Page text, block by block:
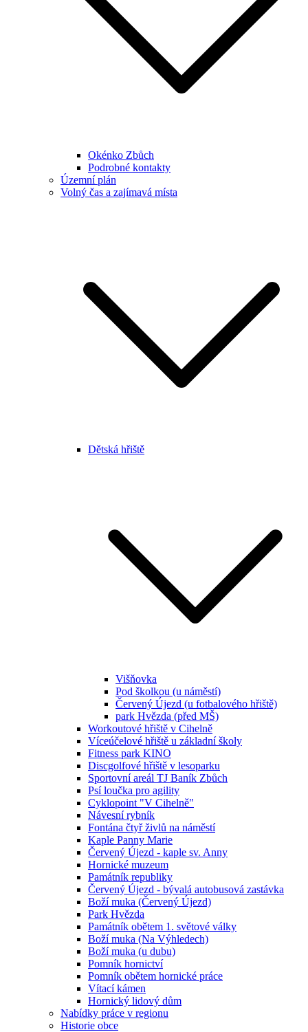
Okénko Zbůch
Podrobné kontakty
Územní plán
Volný čas a zajímavá místa
Dětská hřiště
Višňovka
Pod školkou (u náměstí)
Červený Újezd (u fotbalového hřiště)
park Hvězda (před MŠ)
Workoutové hřiště v Cihelně
Víceúčelové hřiště u základní školy
Fitness park KINO
Discgolfové hřiště v lesoparku
Sportovní areál TJ Baník Zbůch
Psí loučka pro agility
Cyklopoint "V Cihelně"
Návesní rybník
Fontána čtyř živlů na náměstí
Kaple Panny Marie
Červený Újezd - kaple sv. Anny
Hornické muzeum
Památník republiky
Červený Újezd - bývalá autobusová zastávka
Boží muka (Červený Újezd)
Park Hvězda
Památník obětem 1. světové války
Boží muka (Na Výhledech)
Boží muka (u dubu)
Pomník hornictví
Pomník obětem hornické práce
Vítací kámen
Hornický lidový dům
Nabídky práce v regionu
Historie obce